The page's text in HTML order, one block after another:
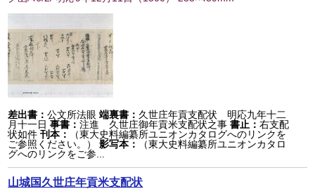
差出書：公文所法眼 端裏書： 久世庄年貢支配状 明応九年十二
月十一日 事書：注進 久世庄御年貢米支配状之事 書止：右支配
状如件 刊本：
（東大史料編纂所ユニオンカタログへのリンクを
ご参照ください。）
影写本：
（東大史料編纂所ユニオンカタロ
グへのリンクをご参...
山城国久世庄年貢米支配状